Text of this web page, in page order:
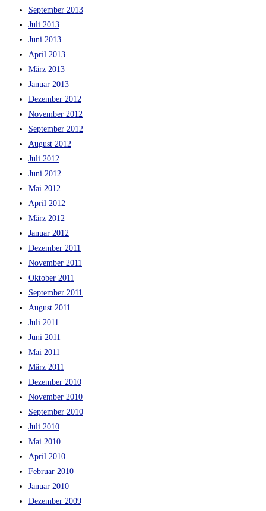
September 2013
Juli 2013
Juni 2013
April 2013
März 2013
Januar 2013
Dezember 2012
November 2012
September 2012
August 2012
Juli 2012
Juni 2012
Mai 2012
April 2012
März 2012
Januar 2012
Dezember 2011
November 2011
Oktober 2011
September 2011
August 2011
Juli 2011
Juni 2011
Mai 2011
März 2011
Dezember 2010
November 2010
September 2010
Juli 2010
Mai 2010
April 2010
Februar 2010
Januar 2010
Dezember 2009